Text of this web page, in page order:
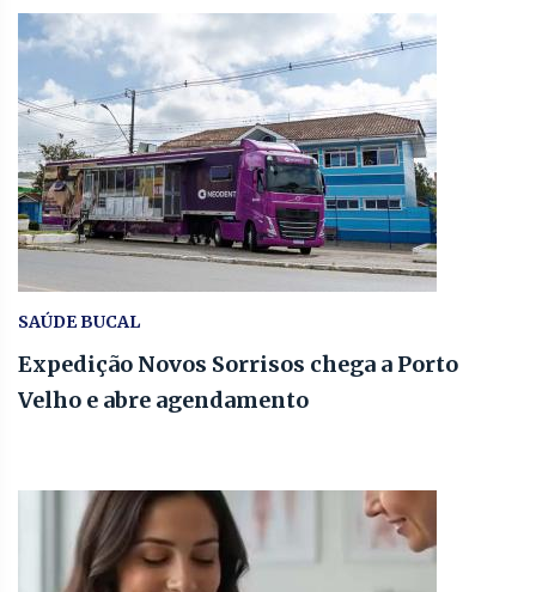
SAÚDE BUCAL
Expedição Novos Sorrisos chega a Porto
Velho e abre agendamento